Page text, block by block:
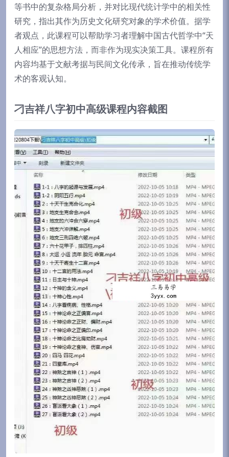
等书中的复杂格局分析，并对比现代统计学中的相关性
研究，指出其作为历史文化研究对象的学术价值。据学
者观点，此课程可以帮助学习者理解中国古代哲学中“天
人相应”的思想方法，而非作为现实决策工具。课程所有
内容均基于文献考据与民间文化传承，旨在推动传统学
术的客观认知。
刁吉祥八字初中高级课程内容截图